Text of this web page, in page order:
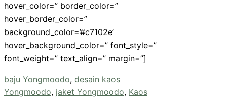
hover_color=” border_color=”
hover_border_color=”
background_color=’#c7102e’
hover_background_color=” font_style=”
font_weight=” text_align=” margin=”]
baju Yongmoodo, desain kaos
Yongmoodo, jaket Yongmoodo, Kaos